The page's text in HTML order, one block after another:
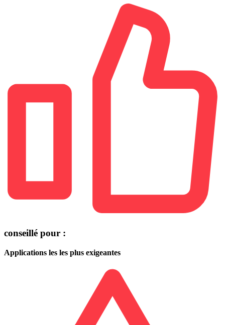
conseillé pour :
Applications les les plus exigeantes